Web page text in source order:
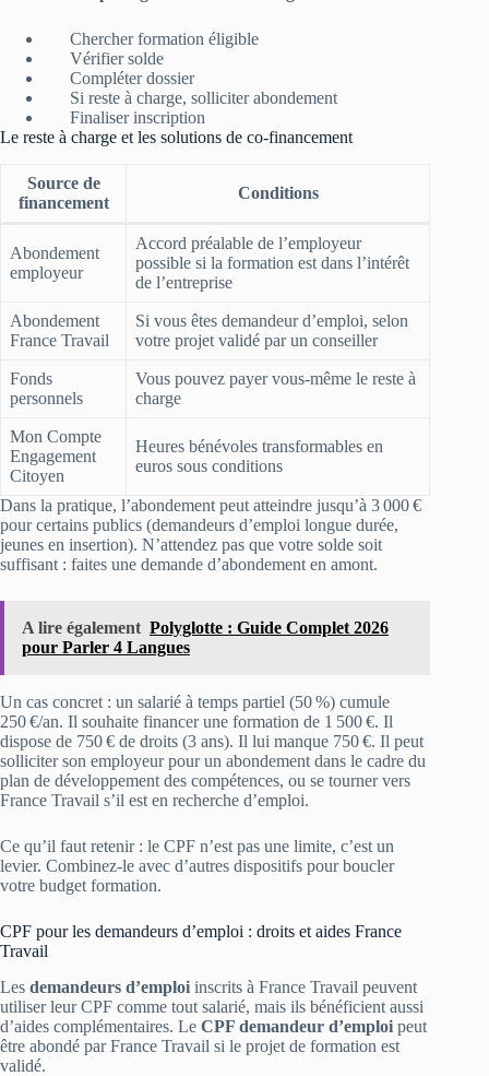
Chercher formation éligible
Vérifier solde
Compléter dossier
Si reste à charge, solliciter abondement
Finaliser inscription
Le reste à charge et les solutions de co‑financement
Source de
financement
Conditions
Abondement
employeur
Accord préalable de l’employeur
possible si la formation est dans l’intérêt
de l’entreprise
Abondement
France Travail
Si vous êtes demandeur d’emploi, selon
votre projet validé par un conseiller
Fonds
personnels
Vous pouvez payer vous-même le reste à
charge
Mon Compte
Engagement
Citoyen
Heures bénévoles transformables en
euros sous conditions
Dans la pratique, l’abondement peut atteindre jusqu’à 3 000 €
pour certains publics (demandeurs d’emploi longue durée,
jeunes en insertion). N’attendez pas que votre solde soit
suffisant : faites une demande d’abondement en amont.
A lire également Polyglotte : Guide Complet 2026
pour Parler 4 Langues
Un cas concret : un salarié à temps partiel (50 %) cumule
250 €/an. Il souhaite financer une formation de 1 500 €. Il
dispose de 750 € de droits (3 ans). Il lui manque 750 €. Il peut
solliciter son employeur pour un abondement dans le cadre du
plan de développement des compétences, ou se tourner vers
France Travail s’il est en recherche d’emploi.
Ce qu’il faut retenir : le CPF n’est pas une limite, c’est un
levier. Combinez-le avec d’autres dispositifs pour boucler
votre budget formation.
CPF pour les demandeurs d’emploi : droits et aides France
Travail
Les demandeurs d’emploi inscrits à France Travail peuvent
utiliser leur CPF comme tout salarié, mais ils bénéficient aussi
d’aides complémentaires. Le CPF demandeur d’emploi peut
être abondé par France Travail si le projet de formation est
validé.